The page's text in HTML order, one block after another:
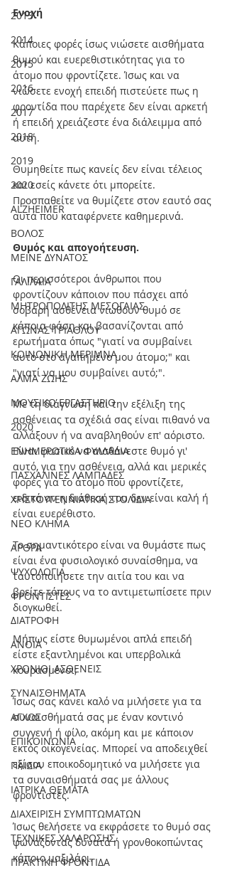
2013
2014
2015
2016
2017
2018
2019
2020
ALZHEIMER
ΒΟΛΟΣ
ΜΕΙΝΕ ΔΥΝΑΤΟΣ
ΓΑΛΙΛΑΙΑ
ΜΗΤΡΟΠΟΛΙΤΗΣ ΜΕΣΟΓΑΙΑΣ
ΑΓΩΝΑΣ ΤΡΙΑΘΛΟΥ
ΚΟΙΝΩΝΙΚΗ ΜΕΡΙΜΝΑ
ΑΛΜΑ ΖΩΗΣ
ΜΟΥΣΙΚΟ ΕΡΓΑΣΤΗΡΙΟ
2020
ΕΝΗΜΕΡΩΤΙΚΑ ΦΥΛΛΑΔΙΑ
ΠΑΣΧΑΛΙΝΕΣ ΛΑΜΠΑΔΕΣ
ΧΡΙΣΤΟΥΓΕΝΝΙΑΤΙΚΑ ΣΤΟΛΙΔΙΑ
ΝΕΟ ΚΛΗΜΑ
ΑΡΘΡΑ
ΨΥΧΟΛΟΓΙΑ
ΦΡΟΝΤΙΣΤΕΣ
ΔΙΑΤΡΟΦΗ
ΑΝΟΙΑ
ΧΡΟΝΙΟΙ ΑΣΘΕΝΕΙΣ
ΣΥΝΑΙΣΘΗΜΑΤΑ
ΑΓΧΟΣ
ΕΠΙΚΟΙΝΩΝΙΑ
ΠΑΙΔΙΑ
ΙΑΤΡΙΚΑ ΘΕΜΑΤΑ
ΔΙΑΧΕΙΡΙΣΗ ΣΥΜΠΤΩΜΑΤΩΝ
ΤΕΧΝΙΚΕΣ ΧΑΛΑΡΩΣΗΣ
ΠΡΑΚΤΙΚΗ ΦΡΟΝΤΙΔΑ
Ενοχή
Κάποιες φορές ίσως νιώσετε αισθήματα
θυμού και ευερεθιστικότητας για το
άτομο που φροντίζετε. Ίσως και να
νιώσετε ενοχή επειδή πιστεύετε πως η
φροντίδα που παρέχετε δεν είναι αρκετή
ή επειδή χρειάζεστε ένα διάλειμμα από
αυτή.
Θυμηθείτε πως κανείς δεν είναι τέλειος
και εσείς κάνετε ότι μπορείτε.
Προσπαθείτε να θυμίζετε στον εαυτό σας
αυτά που καταφέρνετε καθημερινά.
Θυμός και απογοήτευση.
Οι περισσότεροι άνθρωποι που
φροντίζουν κάποιον που πάσχει από
σοβαρή ασθένεια νιώθουν θυμό σε
κάποια φάση και βασανίζονται από
ερωτήματα όπως "γιατί να συμβαίνει
αυτό στο αγαπημένο μου άτομο;" και
"γιατί να μου συμβαίνει αυτό;".
Με τη διάγνωση και την εξέλιξη της
ασθένειας τα σχέδιά σας είναι πιθανό να
αλλάξουν ή να αναβληθούν επ' αόριστο.
Είναι φυσικό να αισθάνεστε θυμό γι'
αυτό, για την ασθένεια, αλλά και μερικές
φορές για το άτομο που φροντίζετε,
ειδικά αν η διάθεσή του δεν είναι καλή ή
είναι ευερέθιστο.
Το σημαντικότερο είναι να θυμάστε πως
είναι ένα φυσιολογικό συναίσθημα, να
ταυτοποιήσετε την αιτία του και να
βρείτε τόπους να το αντιμετωπίσετε πριν
διογκωθεί.
Μήπως είστε θυμωμένοι απλά επειδή
είστε εξαντλημένοι και υπερβολικά
κουρασμένοι;
Ίσως σας κάνει καλό να μιλήσετε για τα
συναισθήματά σας με έναν κοντινό
συγγενή ή φίλο, ακόμη και με κάποιον
εκτός οικογενείας. Μπορεί να αποδειχθεί
εξίσου εποικοδομητικό να μιλήσετε για
τα συναισθήματά σας με άλλους
φροντιστές.
Ίσως θελήσετε να εκφράσετε το θυμό σας
φωνάζοντας δυνατά ή γρονθοκοπώντας
κάποιο μαξιλάρι.